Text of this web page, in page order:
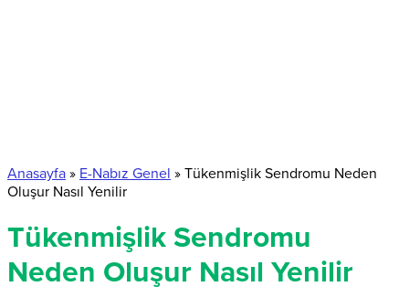
Anasayfa » E-Nabız Genel » Tükenmişlik Sendromu Neden
Oluşur Nasıl Yenilir
Tükenmişlik Sendromu
Neden Oluşur Nasıl Yenilir